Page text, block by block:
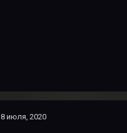
8 июля, 2020